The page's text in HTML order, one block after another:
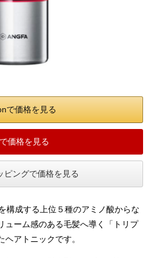
で価格を見る
価格を見る
ピングで価格を見る
構成する上位５種のアミノ酸からな
ューム感のある毛髪へ導く「トリプ
アトニックです。